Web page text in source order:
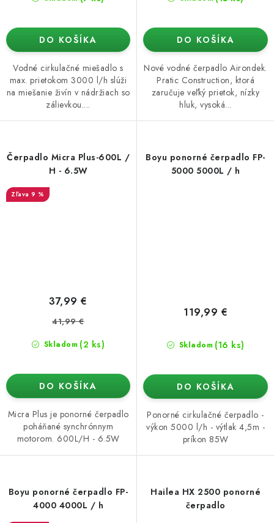
DO KOŠÍKA
Vodné cirkulačné miešadlo s
max. prietokom 3000 l/h slúži
na miešanie živín v nádržiach so
zálievkou....
DO KOŠÍKA
Nové vodné čerpadlo Airondek.
Pratic Construction, ktorá
zaručuje veľký prietok, nízky
hluk, vysoká...
Čerpadlo Micra Plus-600L /
H - 6.5W
9 %
Skladom (2 ks)
37,99 €
41,99 €
DO KOŠÍKA
Micra Plus je ponorné čerpadlo
poháňané synchrónnym
motorom. 600L/H - 6.5W
Boyu ponorné čerpadlo FP-
5000 5000L / h
Skladom (16 ks)
119,99 €
DO KOŠÍKA
Ponorné cirkulačné čerpadlo -
výkon 5000 l/h - výtlak 4,5m -
príkon 85W
Boyu ponorné čerpadlo FP-
4000 4000L / h
Hailea HX 2500 ponorné
čerpadlo